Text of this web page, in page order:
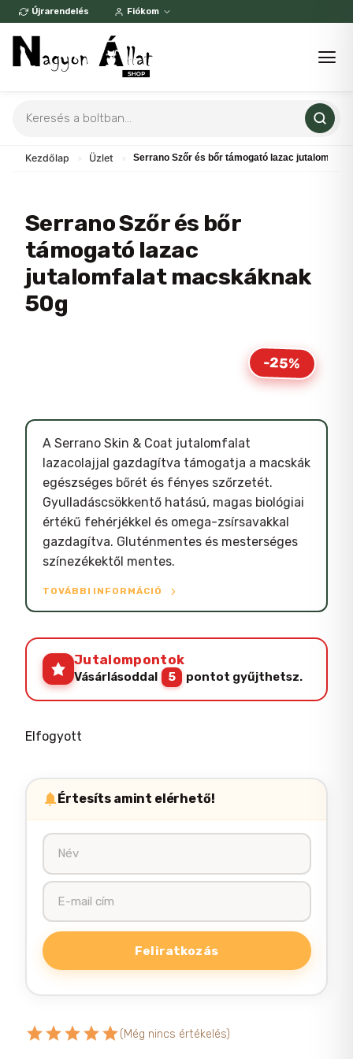
Skip
content
Újrarendelés Fiókom
search
Kezdőlap Üzlet Serrano Szőr és bőr támogató lazac
Serrano Szőr és bőr
támogató lazac
jutalomfalat macskáknak
50g
-25%
starstarstarstarstar(Még nincs értékelés)
A Serrano Skin & Coat jutalomfalat
lazacolajjal gazdagítva támogatja a macskák
egészséges bőrét és fényes szőrzetét.
Gyulladáscsökkentő hatású, magas biológiai
értékű fehérjékkel és omega-zsírsavakkal
gazdagítva. Gluténmentes és mesterséges
színezékektől mentes.
TOVÁBBI INFORMÁCIÓ
Jutalompontok
Vásárlásoddal 5 pontot gyűjthetsz.
Elfogyott
Értesíts amint elérhető!